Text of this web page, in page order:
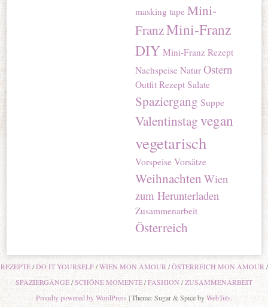
masking tape Mini-
FranzMini-Franz
DIY Mini-Franz Rezept
Nachspeise Natur Ostern
Outfit Rezept Salate
Spaziergang Suppe
Valentinstagvegan
vegetarisch
Vorspeise Vorsätze
Weihnachten Wien
zum Herunterladen
Zusammenarbeit
Österreich
REZEPTE DO IT YOURSELF WIEN MON AMOUR
ÖSTERREICH MON AMOUR
SPAZIERGÄNGE SCHÖNE MOMENTE FASHION
ZUSAMMENARBEIT
Proudly powered by WordPress |Theme: Sugar & Spice byWebTuts.